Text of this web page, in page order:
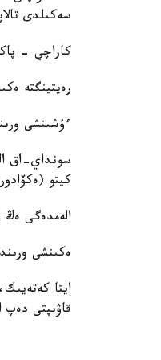
سەكىلدى
كاراچي -
رەيتينگتە
ءۇشىنشى
سونداي-اق
كيتو
الەمدەگى ەڭ
ەكىنشى
ايتا
قاۋىپتى دەپ